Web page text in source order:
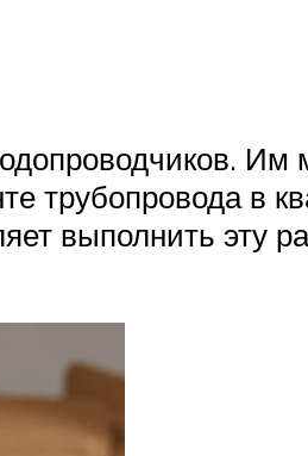
Им
трубопровода в
выполнить эту